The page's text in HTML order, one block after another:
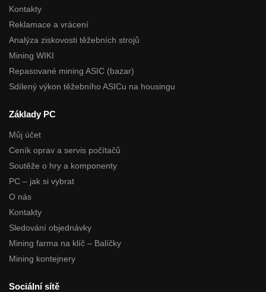
Kontakty
Reklamace a vrácení
Analýza ziskovosti těžebních strojů
Mining WIKI
Repasované mining ASIC (bazar)
Sdílený výkon těžebního ASICu na housingu
Základy PC
Můj účet
Ceník oprav a servis počítačů
Soutěže o hry a komponenty
PC – jak si vybrat
O nás
Kontakty
Sledování objednávky
Mining farma na klíč – Balíčky
Mining kontejnery
Sociální sítě